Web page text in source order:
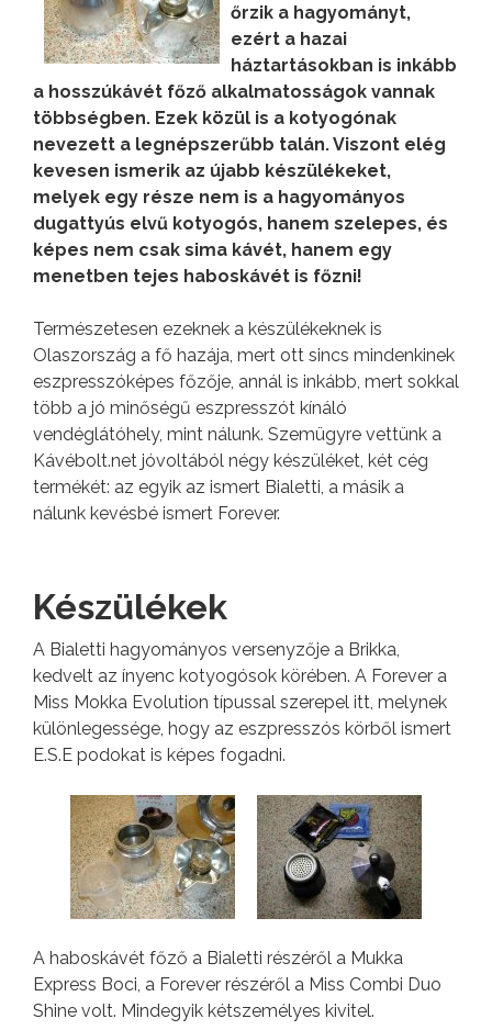
őrzik a hagyományt,
ezért a hazai
háztartásokban is inkább
a hosszúkávét főző alkalmatosságok vannak
többségben. Ezek közül is a kotyogónak
nevezett a legnépszerűbb talán. Viszont elég
kevesen ismerik az újabb készülékeket,
melyek egy része nem is a hagyományos
dugattyús elvű kotyogós, hanem szelepes, és
képes nem csak sima kávét, hanem egy
menetben tejes haboskávét is főzni!
Természetesen ezeknek a készülékeknek is
Olaszország a fő hazája, mert ott sincs mindenkinek
eszpresszóképes főzője, annál is inkább, mert sokkal
több a jó minőségű eszpresszót kínáló
vendéglátóhely, mint nálunk. Szemügyre vettünk a
Kávébolt.net jóvoltából négy készüléket, két cég
termékét: az egyik az ismert Bialetti, a másik a
nálunk kevésbé ismert Forever.
Készülékek
A Bialetti hagyományos versenyzője a Brikka,
kedvelt az ínyenc kotyogósok körében. A Forever a
Miss Mokka Evolution típussal szerepel itt, melynek
különlegessége, hogy az eszpresszós körből ismert
E.S.E podokat is képes fogadni.
A haboskávét főző a Bialetti részéről a Mukka
Express Boci, a Forever részéről a Miss Combi Duo
Shine volt. Mindegyik kétszemélyes kivitel.